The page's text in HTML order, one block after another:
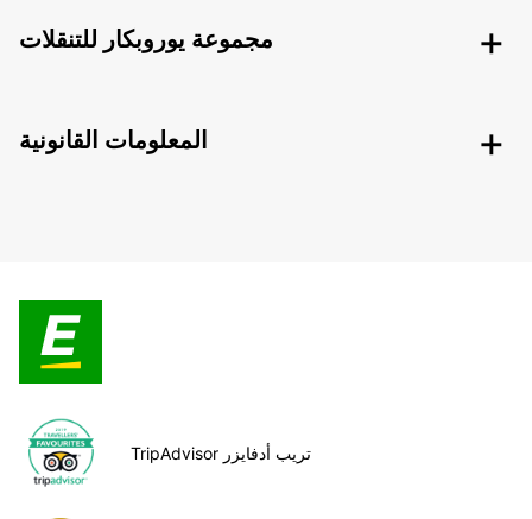
مجموعة يوروبكار للتنقلات
المعلومات القانونية
TripAdvisor تريب أدفايزر